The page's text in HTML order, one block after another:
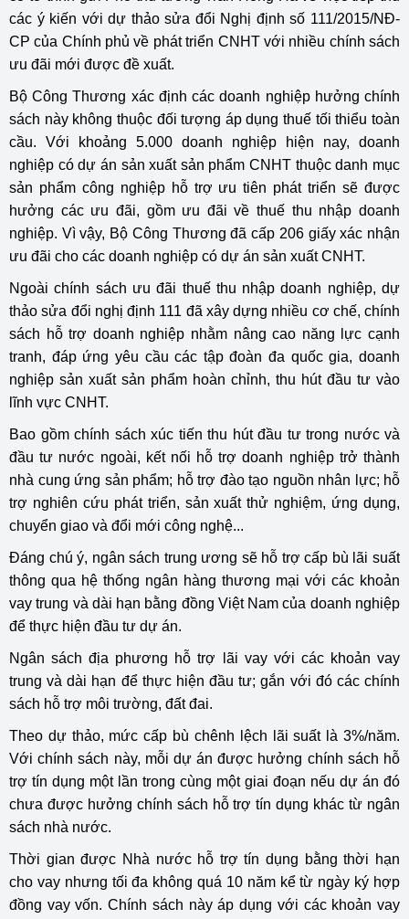
các ý kiến với dự thảo sửa đổi Nghị định số 111/2015/NĐ-
CP của Chính phủ về phát triển CNHT với nhiều chính sách
ưu đãi mới được đề xuất.
Bộ Công Thương xác định các doanh nghiệp hưởng chính
sách này không thuộc đối tượng áp dụng thuế tối thiểu toàn
cầu. Với khoảng 5.000 doanh nghiệp hiện nay, doanh
nghiệp có dự án sản xuất sản phẩm CNHT thuộc danh mục
sản phẩm công nghiệp hỗ trợ ưu tiên phát triển sẽ được
hưởng các ưu đãi, gồm ưu đãi về thuế thu nhập doanh
nghiệp. Vì vậy, Bộ Công Thương đã cấp 206 giấy xác nhận
ưu đãi cho các doanh nghiệp có dự án sản xuất CNHT.
Ngoài chính sách ưu đãi thuế thu nhập doanh nghiệp, dự
thảo sửa đổi nghị định 111 đã xây dựng nhiều cơ chế, chính
sách hỗ trợ doanh nghiệp nhằm nâng cao năng lực cạnh
tranh, đáp ứng yêu cầu các tập đoàn đa quốc gia, doanh
nghiệp sản xuất sản phẩm hoàn chỉnh, thu hút đầu tư vào
lĩnh vực CNHT.
Bao gồm chính sách xúc tiến thu hút đầu tư trong nước và
đầu tư nước ngoài, kết nối hỗ trợ doanh nghiệp trở thành
nhà cung ứng sản phẩm; hỗ trợ đào tạo nguồn nhân lực; hỗ
trợ nghiên cứu phát triển, sản xuất thử nghiệm, ứng dụng,
chuyển giao và đổi mới công nghệ...
Đáng chú ý, ngân sách trung ương sẽ hỗ trợ cấp bù lãi suất
thông qua hệ thống ngân hàng thương mại với các khoản
vay trung và dài hạn bằng đồng Việt Nam của doanh nghiệp
để thực hiện đầu tư dự án.
Ngân sách địa phương hỗ trợ lãi vay với các khoản vay
trung và dài hạn để thực hiện đầu tư; gắn với đó các chính
sách hỗ trợ môi trường, đất đai.
Theo dự thảo, mức cấp bù chênh lệch lãi suất là 3%/năm.
Với chính sách này, mỗi dự án được hưởng chính sách hỗ
trợ tín dụng một lần trong cùng một giai đoạn nếu dự án đó
chưa được hưởng chính sách hỗ trợ tín dụng khác từ ngân
sách nhà nước.
Thời gian được Nhà nước hỗ trợ tín dụng bằng thời hạn
cho vay nhưng tối đa không quá 10 năm kể từ ngày ký hợp
đồng vay vốn. Chính sách này áp dụng với các khoản vay